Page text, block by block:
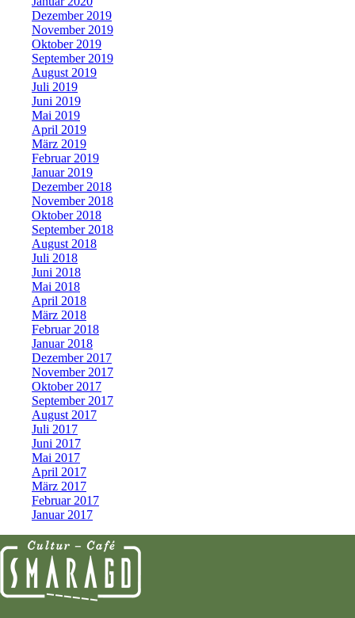
Dezember 2019
November 2019
Oktober 2019
September 2019
August 2019
Juli 2019
Juni 2019
Mai 2019
April 2019
März 2019
Februar 2019
Januar 2019
Dezember 2018
November 2018
Oktober 2018
September 2018
August 2018
Juli 2018
Juni 2018
Mai 2018
April 2018
März 2018
Februar 2018
Januar 2018
Dezember 2017
November 2017
Oktober 2017
September 2017
August 2017
Juli 2017
Juni 2017
Mai 2017
April 2017
März 2017
Februar 2017
Januar 2017